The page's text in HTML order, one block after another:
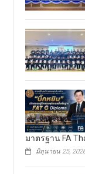
มาตรฐาน FA
มิถุนายน 25,